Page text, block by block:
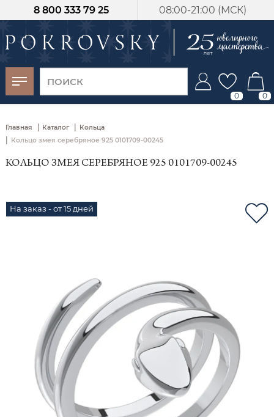
08:00-21:00 (МСК)
8 800 333 79 25
0 0
Главная | Каталог | Кольца
| Кольцо змея серебряное 925 0101709-00245
КОЛЬЦО ЗМЕЯ СЕРЕБРЯНОЕ 925 0101709-00245
На заказ - от 15 дней
-30%
от 15 дней с
момента оплаты